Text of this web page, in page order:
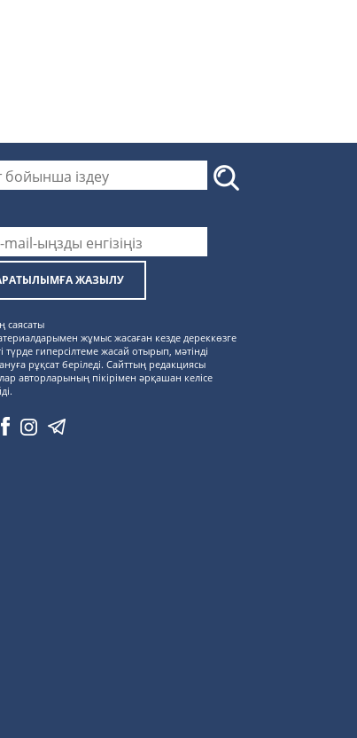
ЖАЗЫЛУ
саясаты
жұмыс жасаған кезде дереккөзге
түрде гиперсілтеме жасай отырып, мәтінді
рұқсат беріледі. Сайттың редакциясы
авторларының пікірімен әрқашан келісе